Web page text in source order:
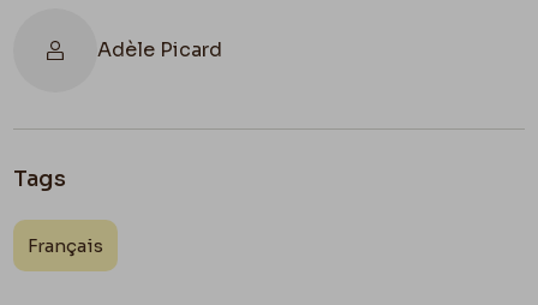
Adèle Picard
Tags
Français